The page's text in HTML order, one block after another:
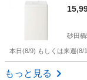
砂田橋
本日(8/9) もしくは来週(8/
愛知 名古屋市
もっと見る